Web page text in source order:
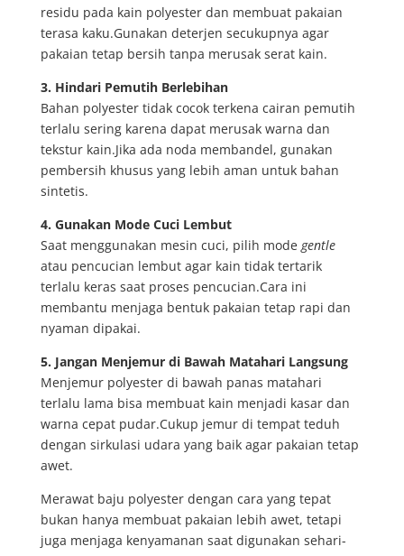
residu pada kain polyester dan membuat pakaian
terasa kaku.Gunakan deterjen secukupnya agar
pakaian tetap bersih tanpa merusak serat kain.
3. Hindari Pemutih Berlebihan
Bahan polyester tidak cocok terkena cairan pemutih
terlalu sering karena dapat merusak warna dan
tekstur kain.Jika ada noda membandel, gunakan
pembersih khusus yang lebih aman untuk bahan
sintetis.
4. Gunakan Mode Cuci Lembut
Saat menggunakan mesin cuci, pilih mode gentle
atau pencucian lembut agar kain tidak tertarik
terlalu keras saat proses pencucian.Cara ini
membantu menjaga bentuk pakaian tetap rapi dan
nyaman dipakai.
5. Jangan Menjemur di Bawah Matahari Langsung
Menjemur polyester di bawah panas matahari
terlalu lama bisa membuat kain menjadi kasar dan
warna cepat pudar.Cukup jemur di tempat teduh
dengan sirkulasi udara yang baik agar pakaian tetap
awet.
Merawat baju polyester dengan cara yang tepat
bukan hanya membuat pakaian lebih awet, tetapi
juga menjaga kenyamanan saat digunakan sehari-